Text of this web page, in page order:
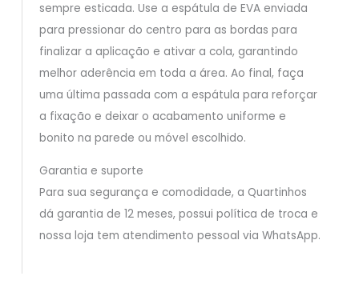
sempre esticada. Use a espátula de EVA enviada
para pressionar do centro para as bordas para
finalizar a aplicação e ativar a cola, garantindo
melhor aderência em toda a área. Ao final, faça
uma última passada com a espátula para reforçar
a fixação e deixar o acabamento uniforme e
bonito na parede ou móvel escolhido.
Garantia e suporte
Para sua segurança e comodidade, a Quartinhos
dá garantia de 12 meses, possui política de troca e
nossa loja tem atendimento pessoal via WhatsApp.